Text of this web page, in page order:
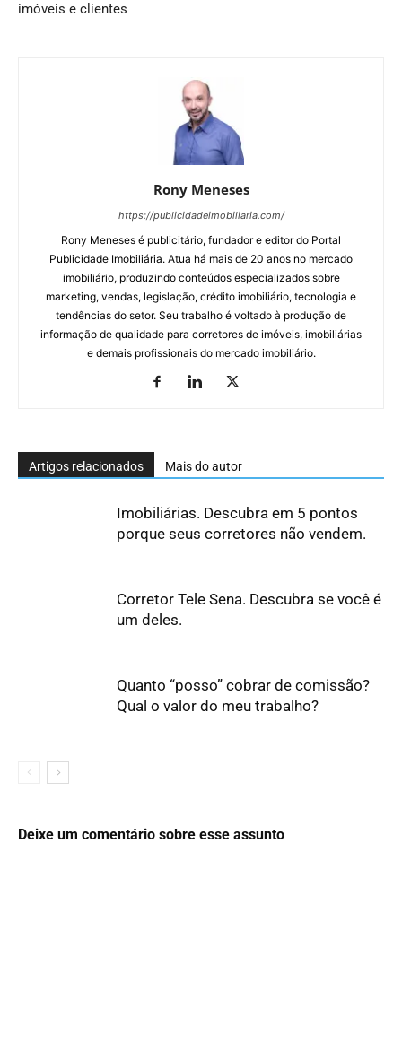
imóveis e clientes
Rony Meneses
https://publicidadeimobiliaria.com/
Rony Meneses é publicitário, fundador e editor do Portal
Publicidade Imobiliária. Atua há mais de 20 anos no mercado
imobiliário, produzindo conteúdos especializados sobre
marketing, vendas, legislação, crédito imobiliário, tecnologia e
tendências do setor. Seu trabalho é voltado à produção de
informação de qualidade para corretores de imóveis, imobiliárias
e demais profissionais do mercado imobiliário.
Artigos relacionados Mais do autor
Imobiliárias. Descubra em 5 pontos
porque seus corretores não vendem.
Corretor Tele Sena. Descubra se você é
um deles.
Quanto “posso” cobrar de comissão?
Qual o valor do meu trabalho?
Deixe um comentário sobre esse assunto